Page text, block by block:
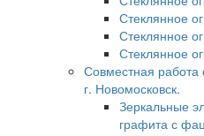
Стеклянное
Стеклянное
Стеклянное
Совместная
г. Новомосковск.
Зеркальные
графита с